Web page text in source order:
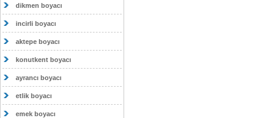
dikmen boyacı
incirli boyacı
aktepe boyacı
konutkent boyacı
ayrancı boyacı
etlik boyacı
emek boyacı